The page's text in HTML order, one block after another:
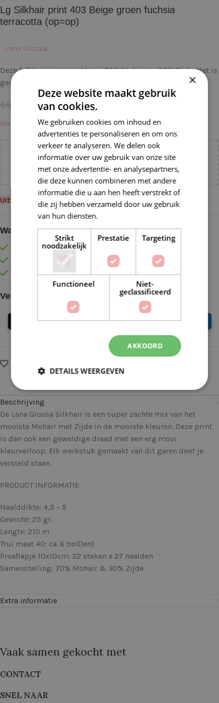
Lg Silkhair print 403 Beige groen fuchsia
terracotta (op=op)
Lana Grossa
Deze Silkhair is gemaakt van 70% Mohair en 30% Zijde. Het is
geschikt om mee te breien en haken op naalden 4 – 5 mm.
€9,95 7,96
Meer informatie →
Voeg nog€55,00toe voor gratis verzending binnen
Uitverkocht
Waarom kopen bij de Wolkast?
Lage verzendkosten vanaf € 4,99 binnen NL
Gratis verzonden vanaf €55,-
Vóór 16:30 besteld = Zelfde (werk)dag verzonden
Veilig online betalen
Beschrijving
De Lana Grossa Silkhair is een super zachte mix van het
mooiste Mohair met Zijde in de mooiste kleuren. Deze print
is dan ook een geweldige draad met een erg mooi
kleurverloop. Elk werkstuk gemaakt van dit garen doet je
versteld staan.
PRODUCT INFORMATIE
Naalddikte: 4,5 – 5
Gewicht: 25 gr.
Lengte: 210 m
Trui maat 40: ca. 6 bol(len)
Proeflapje 10x10cm: 22 steken x 27 naalden
Samenstelling: 70% Mohair & 30% Zijde
Extra informatie
Vaak samen gekocht met
CONTACT
SNEL NAAR
×
Deze website maakt gebruik
van cookies.
We gebruiken cookies om inhoud en
advertenties te personaliseren en om ons
verkeer te analyseren. We delen ook
informatie over uw gebruik van onze site
met onze advertentie- en analysepartners,
die deze kunnen combineren met andere
informatie die u aan hen heeft verstrekt of
die zij hebben verzameld door uw gebruik
van hun diensten.
Strikt
noodzakelijk
Prestatie Targeting
Functioneel
Niet-
geclassificeerd
AKKOORD
DETAILS WEERGEVEN